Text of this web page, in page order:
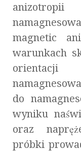
magnetic
warunkach
orientacji
do
wyniku
oraz
próbki